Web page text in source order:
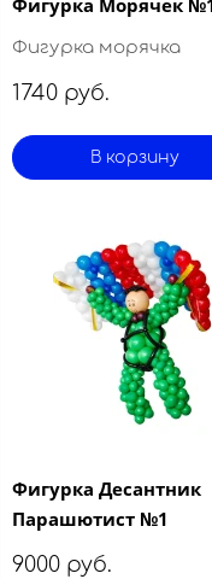
Фигурка Морячек №1
Фигурка морячка
1740 руб.
В корзину
Фигурка Десантник
Парашютист №1
9000 руб.